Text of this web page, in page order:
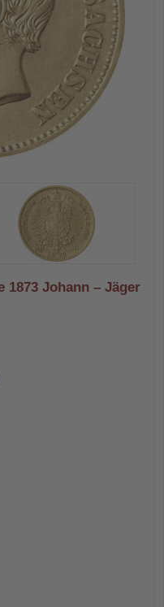
1873 Johann – Jäger